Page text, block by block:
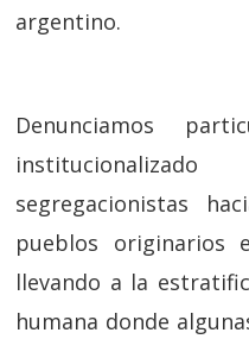
argentino.
Denunciamos
segregacionistas
pueblos originarios
llevando a la
humana donde